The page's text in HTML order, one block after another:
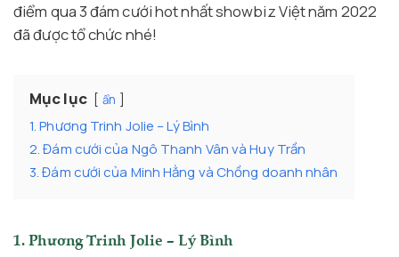
điểm qua 3 đám cưới hot nhất showbiz Việt năm 2022
đã được tổ chức nhé!
Mục lục ẩn
1. Phương Trinh Jolie – Lý Bình
2. Đám cưới của Ngô Thanh Vân và Huy Trần
3. Đám cưới của Minh Hằng và Chồng doanh nhân
1. Phương Trinh Jolie – Lý Bình